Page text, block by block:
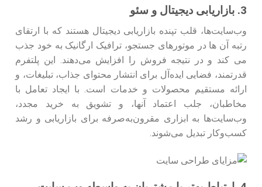
3. بازاریابی دیجیتال و سئو
وب‌سایت‌ها، قلب تپنده بازاریابی دیجیتال هستند که با ارتقای
رتبه آن ها در موتورهای جستجو، ترافیک ارگانیک به خود جذب
می کند و در نتیجه فروش را افزایش می‌دهند. این پلتفرم
قدرتمند، فضایی ایده‌آل برای انتشار محتوای جذاب، تبلیغات، و
ارائه مستقیم محصولات و خدمات است. با ایجاد تعامل با
مخاطبان، جلب اعتماد آنها، و تشویق به خرید مجدد،
وب‌سایت‌ها به ابزاری مقرون‌به‌صرفه برای بازاریابی و رشد
کسب‌وکار تبدیل می‌شوند.